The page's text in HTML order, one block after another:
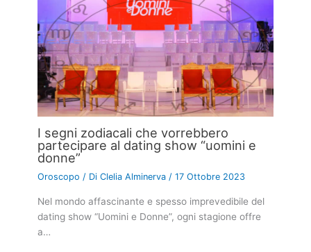
I segni zodiacali che vorrebbero
partecipare al dating show “uomini e
donne”
Oroscopo / DiClelia Alminerva/17 Ottobre 2023
Nel mondo affascinante e spesso imprevedibile del
dating show “Uomini e Donne”, ogni stagione offre
a…